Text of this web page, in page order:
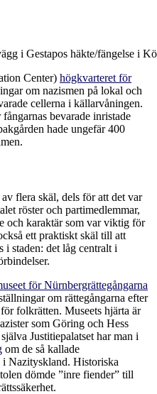
i Gestapos häkte/fängelse i
Center) högkvarteret för
om nazismen på lokal och
cellerna i källarvåningen.
bevarade inristade
hade ungefär 400
flera skäl, dels för att det var
röster och partimedlemmar,
och karaktär som var viktig för
ett praktiskt skäl till att
i staden: det låg centralt i
för Nürnbergrättegångarna
om rättegångarna efter
folkrätten. Museets hjärta är
som Göring och Hess
Justitiepalatset har man i
om de så kallade
i Nazityskland. Historiska
dömde ”inre fiender” till